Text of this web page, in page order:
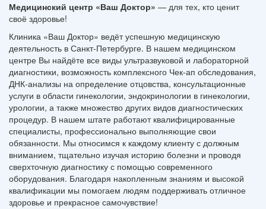
Медицинский центр «Ваш Доктор» — для тех, кто ценит
своё здоровье!
Клиника «Ваш Доктор» ведёт успешную медицинскую
деятельность в Санкт‑Петербурге. В нашем медицинском
центре Вы найдёте все виды ультразвуковой и лабораторной
диагностики, возможность комплексного Чек-ап обследования,
ДНК-анализы на определение отцовства, консультационные
услуги в области гинекологии, эндокринологии в гинекологии,
урологии, а также множество других видов диагностических
процедур. В нашем штате работают квалифицированные
специалисты, профессионально выполняющие свои
обязанности. Мы относимся к каждому клиенту с должным
вниманием, тщательно изучая историю болезни и проводя
сверхточную диагностику с помощью современного
оборудования. Благодаря накопленным знаниям и высокой
квалификации мы помогаем людям поддерживать отличное
здоровье и прекрасное самочувствие!